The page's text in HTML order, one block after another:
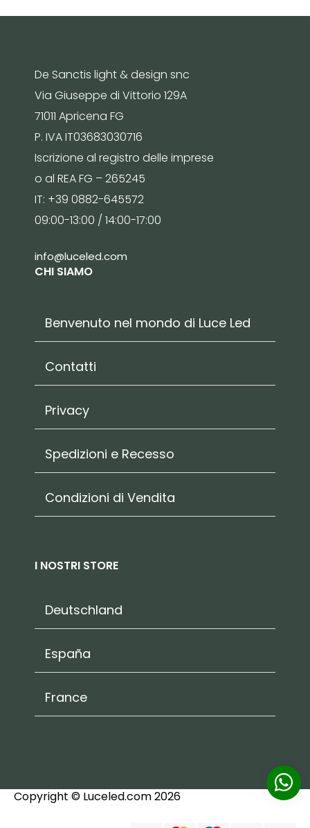
De Sanctis light & design snc
Via Giuseppe di Vittorio 129A
71011 Apricena FG
P. IVA IT03683030716
Iscrizione al registro delle imprese
o al REA FG – 265245
IT: +39 0882-645572
09:00-13:00 / 14:00-17:00
info@luceled.com
CHI SIAMO
Benvenuto nel mondo di Luce Led
Contatti
Privacy
Spedizioni e Recesso
Condizioni di Vendita
I NOSTRI STORE
Deutschland
España
France
Copyright © Luceled.com 2026